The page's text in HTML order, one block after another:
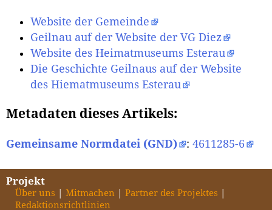
Website der Gemeinde
Geilnau auf der Website der VG Diez
Website des Heimatmuseums Esterau
Die Geschichte Geilnaus auf der Website
des Hiematmuseums Esterau
Metadaten dieses Artikels:
Gemeinsame Normdatei (GND) : 4611285-6
Projekt
Über uns Mitmachen
Partner des Projektes
Redaktionsrichtlinien